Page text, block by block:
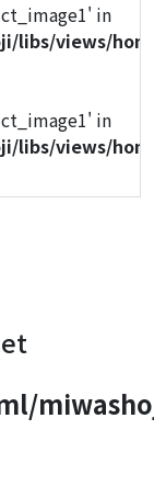
in
libs/views/
in
libs/views/
in
libs/views/
in
libs/views/